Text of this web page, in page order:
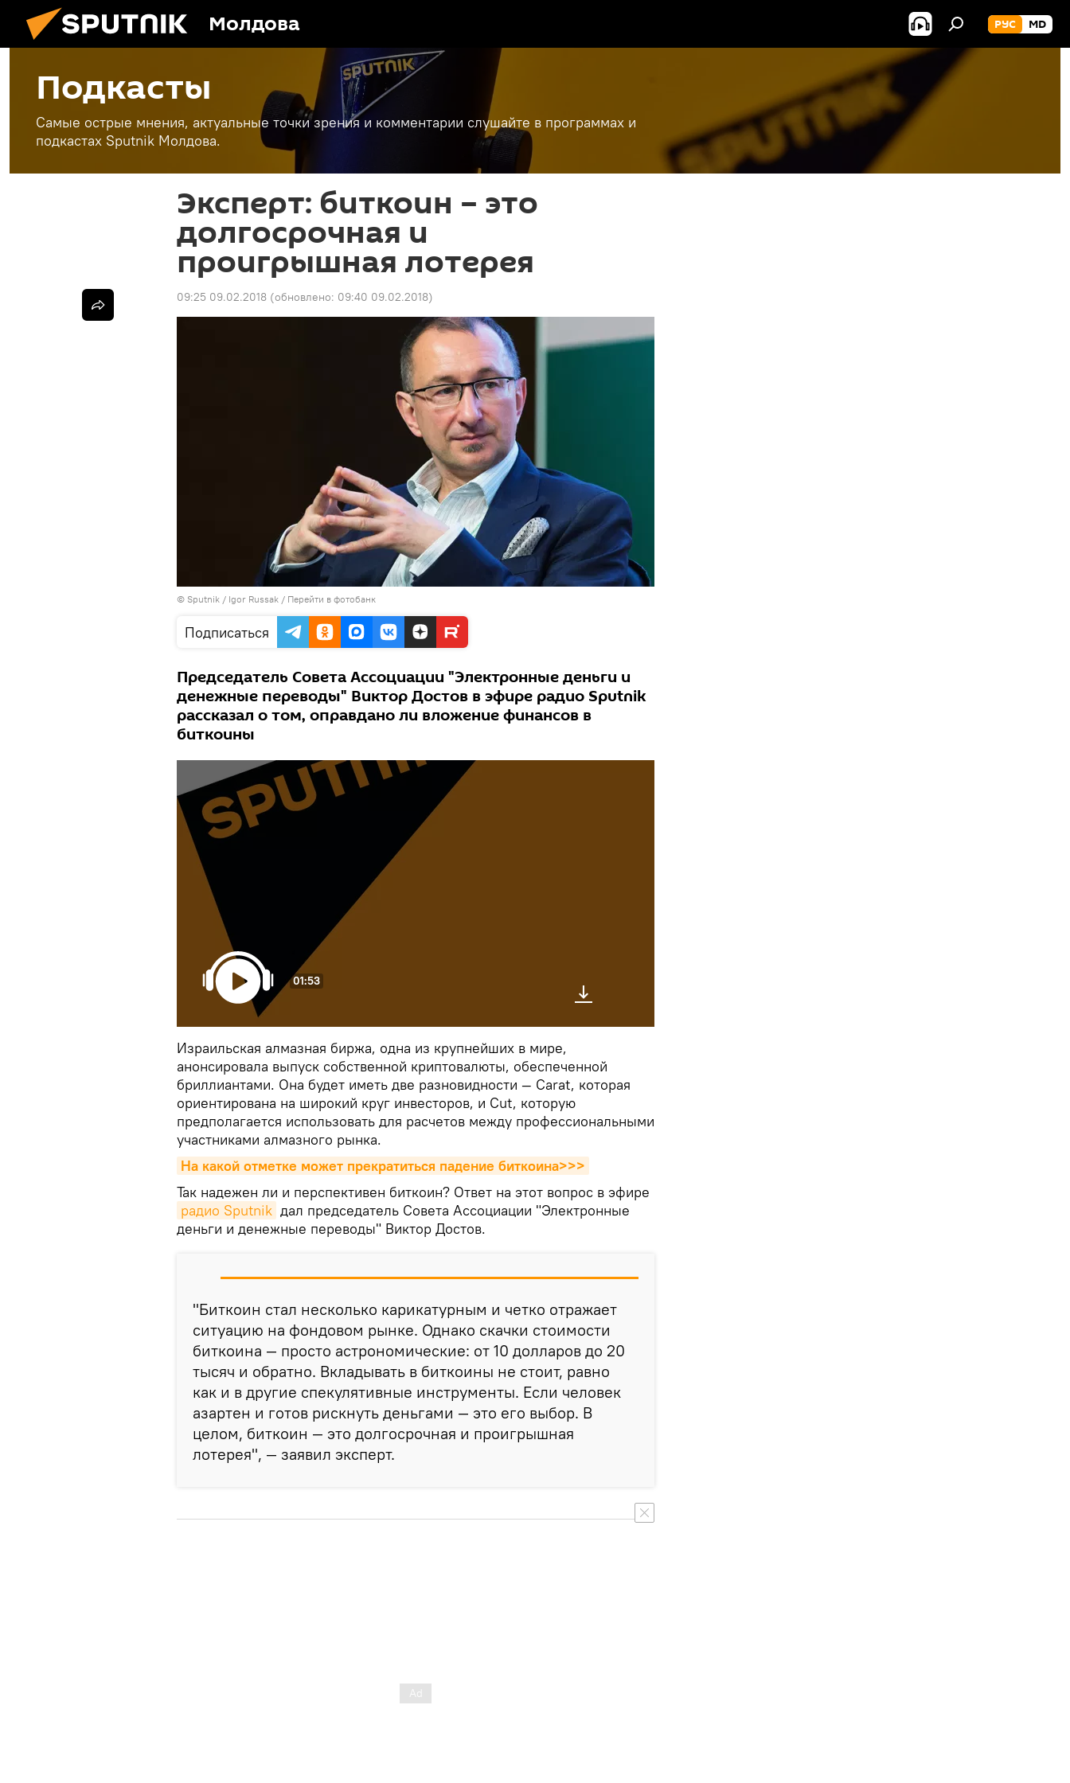
Молдова РУС MD
Подкасты
Самые острые мнения, актуальные точки зрения и комментарии слушайте в программах и
подкастах Sputnik Молдова.
Эксперт: биткоин – это
долгосрочная и
проигрышная лотерея
09:25 09.02.2018 (обновлено: 09:40 09.02.2018)
© Sputnik / Igor Russak / Перейти в фотобанк
Подписаться
Председатель Совета Ассоциации "Электронные деньги и
денежные переводы" Виктор Достов в эфире радио Sputnik
рассказал о том, оправдано ли вложение финансов в
биткоины
01:53
Израильская алмазная биржа, одна из крупнейших в мире,
анонсировала выпуск собственной криптовалюты, обеспеченной
бриллиантами. Она будет иметь две разновидности — Carat, которая
ориентирована на широкий круг инвесторов, и Cut, которую
предполагается использовать для расчетов между профессиональными
участниками алмазного рынка.
На какой отметке может прекратиться падение биткоина>>>
Так надежен ли и перспективен биткоин? Ответ на этот вопрос в эфире
радио Sputnik дал председатель Совета Ассоциации "Электронные
деньги и денежные переводы" Виктор Достов.
"Биткоин стал несколько карикатурным и четко отражает
ситуацию на фондовом рынке. Однако скачки стоимости
биткоина — просто астрономические: от 10 долларов до 20
тысяч и обратно. Вкладывать в биткоины не стоит, равно
как и в другие спекулятивные инструменты. Если человек
азартен и готов рискнуть деньгами — это его выбор. В
целом, биткоин — это долгосрочная и проигрышная
лотерея", — заявил эксперт.